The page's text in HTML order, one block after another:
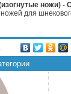
ножи) -
для